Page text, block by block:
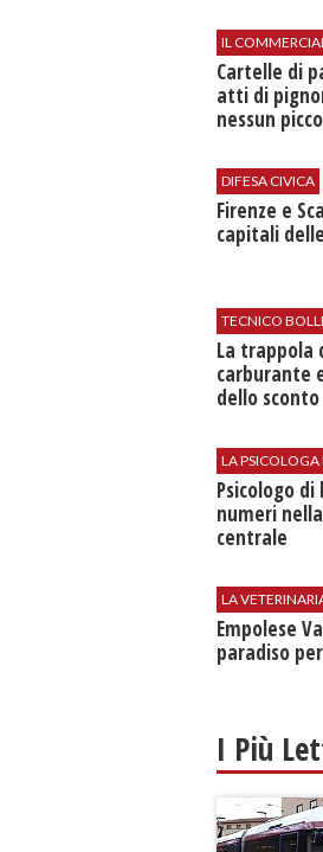
IL
Cartelle di
atti di
nessun picco
DIFESA CIVICA
Firenze e
capitali
TECNICO
​La trappola
carburante
dello sconto
LA PSICOLOGA
Psicologo di
numeri
centrale
LA
Empolese
paradiso
I Più